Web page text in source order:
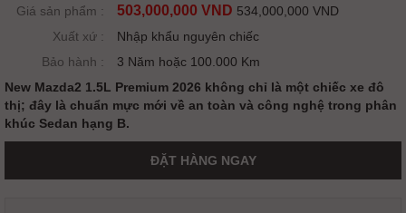
Giá sản phẩm :
503,000,000 VND 534,000,000 VND
Xuất xứ :
Nhập khẩu nguyên chiếc
Bảo hành :
3 Năm hoặc 100.000 Km
New Mazda2 1.5L Premium 2026 không chỉ là một chiếc xe đô
thị; đây là chuẩn mực mới về an toàn và công nghệ trong phân
khúc Sedan hạng B.
ĐẶT HÀNG NGAY